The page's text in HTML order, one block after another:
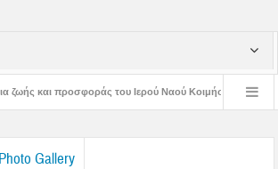
Ιερού Ναού Κοιμήσεως της Θεοτόκου Πτελεού
Photo Gallery